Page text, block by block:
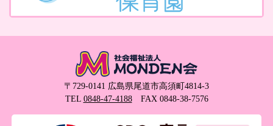
〒729-0141 広島県尾道市高須町4814-3
TEL 0848-47-4188FAX 0848-38-7576